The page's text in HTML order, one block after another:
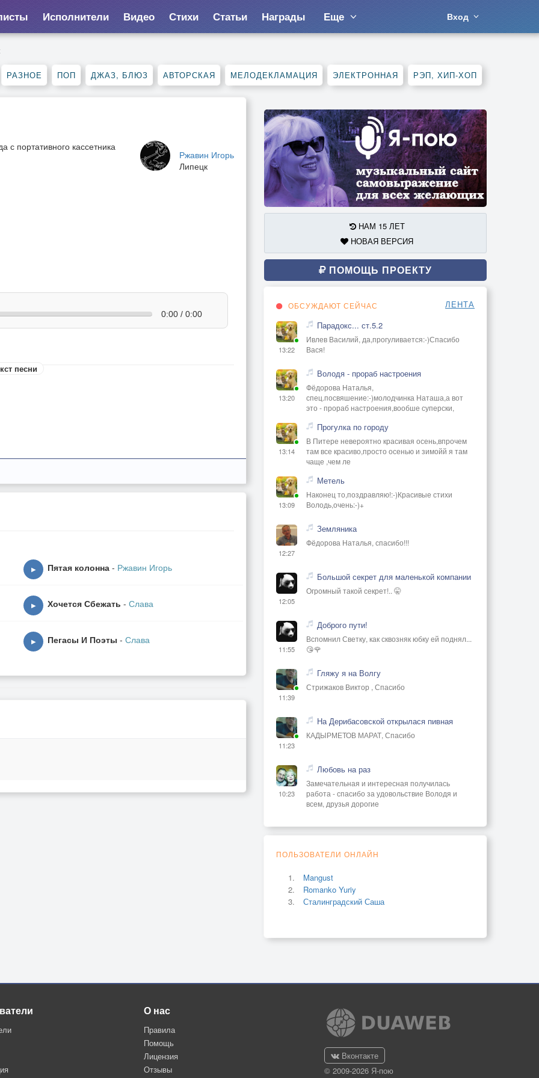
Исполнители Видео Стихи Статьи Награды Еще Вход
РАЗНОЕ ПОП ДЖАЗ, БЛЮЗ АВТОРСКАЯ МЕЛОДЕКЛАМАЦИЯ ЭЛЕКТРОННАЯ РЭП, ХИП-ХОП
Ржавин Игорь
Липецк
с портативного кассетника
0:00 / 0:00
песни
▶ Пятая колонна - Ржавин Игорь
▶ Хочется Сбежать - Слава
▶ Пегасы И Поэты - Слава
НАМ 15 ЛЕТ
НОВАЯ ВЕРСИЯ
ПОМОЩЬ ПРОЕКТУ
ОБСУЖДАЮТ СЕЙЧАС ЛЕНТА
13:22
Парадокс... ст.5.2
Ивлев Василий, да,прогуливается:-)Спасибо
Вася!
13:20
Володя - прораб настроения
Фёдорова Наталья,
спец.посвяшение:-)молодчинка Наташа,а вот
это - прораб настроения,вообше суперски,
13:14
Прогулка по городу
В Питере невероятно красивая осень,впрочем
там все красиво,просто осенью и зимойй я там
чаще ,чем ле
13:09
Метель
Наконец то,поздравляю!:-)Красивые стихи
Володь,очень:-)+
12:27
Земляника
Фёдорова Наталья, спасибо!!!
12:05
Большой секрет для маленькой компании
Огромный такой секрет!.. 🤫
11:55
Доброго пути!
Вспомнил Светку, как сквозняк юбку ей поднял...
😘🌹
11:39
Гляжу я на Волгу
Стрижаков Виктор , Спасибо
11:23
На Дерибасовской открылася пивная
КАДЫРМЕТОВ МАРАТ, Спасибо
10:23
Любовь на раз
Замечательная и интересная получилась
работа - спасибо за удовольствие Володя и
всем, друзья дорогие
ПОЛЬЗОВАТЕЛИ ОНЛАЙН
Mangust
Romanko Yuriy
Сталинградский Саша
О нас
Правила
Помощь
Лицензия
Отзывы
Вконтакте
© 2009-2026 Я-пою